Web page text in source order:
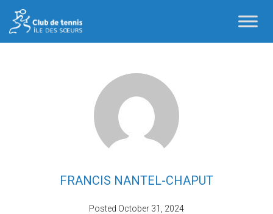
FRANCIS NANTEL-CHAPUT
Posted October 31, 2024